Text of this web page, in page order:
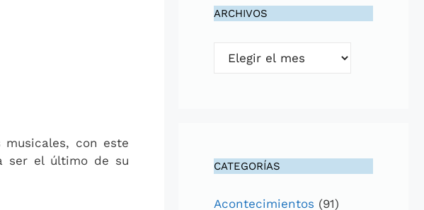
con este
ser el último de su
ARCHIVOS
Archivos
CATEGORÍAS
Acontecimientos (91)